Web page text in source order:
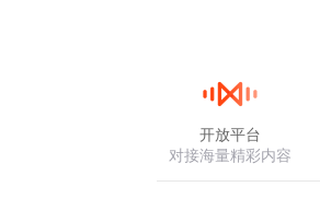
开放平台
对接海量精彩内容